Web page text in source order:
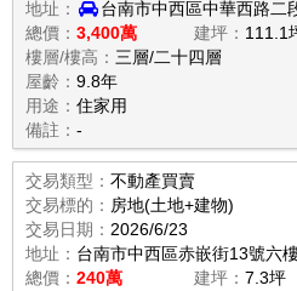
地址：
台南市中西區中華西路二
總價： 3,400萬 建坪： 111.1
樓層/樓高： 三層/二十四層
屋齡： 9.8年
用途： 住家用
備註： -
交易類型： 不動產買賣
交易標的： 房地(土地+建物)
交易日期： 2026/6/23
地址： 台南市中西區赤嵌街13號六
總價： 240萬 建坪： 7.3坪